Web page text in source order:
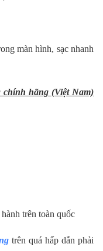
màn hình, sạc nhanh
chính hãng (Việt Nam)
trên toàn quốc
trên quá hấp dẫn phải